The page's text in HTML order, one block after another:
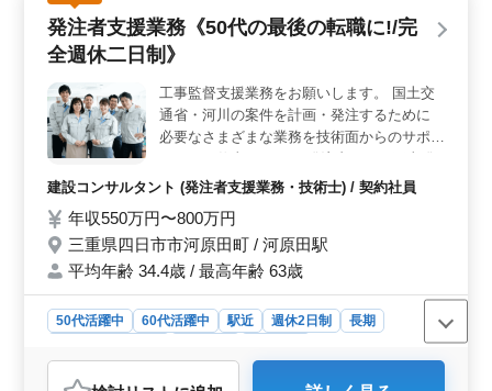
ンです。 ＜完全週休2日制＞ プライベートな時間を
大切にできる環境です。週末は家族や趣味に充てること
ができ、残業も少なめで安心して働けます。心身の健康
う。 ＜シニア活躍中＞ 60代の技術者も多数活躍中
です。経験豊富な先輩たちとの交流から学び、後輩の指
導やチームのリーダーシップを担うことで、自身のキャ
リアをさらに高めることができます。
発注者支援業務《50代の最後の転職に!/完
全週休二日制》
工事監督支援業務をお願いします。 国土交
通省・河川の案件を計画・発注するために
必要なさまざまな業務を技術面からのサポー
トするお仕事です。 ・発注者として工事発
注業務 ・請負工事の履行に必要となる資料
認 60代の技術者も活躍中。
建設コンサルタント (発注者支援業務・技術士) / 契約社員
年収550万円〜800万円
三重県四日市市河原田町 / 河原田駅
平均年齢 34.4歳 / 最高年齢 63歳
50代活躍中 60代活躍中 駅近 週休2日制
長期